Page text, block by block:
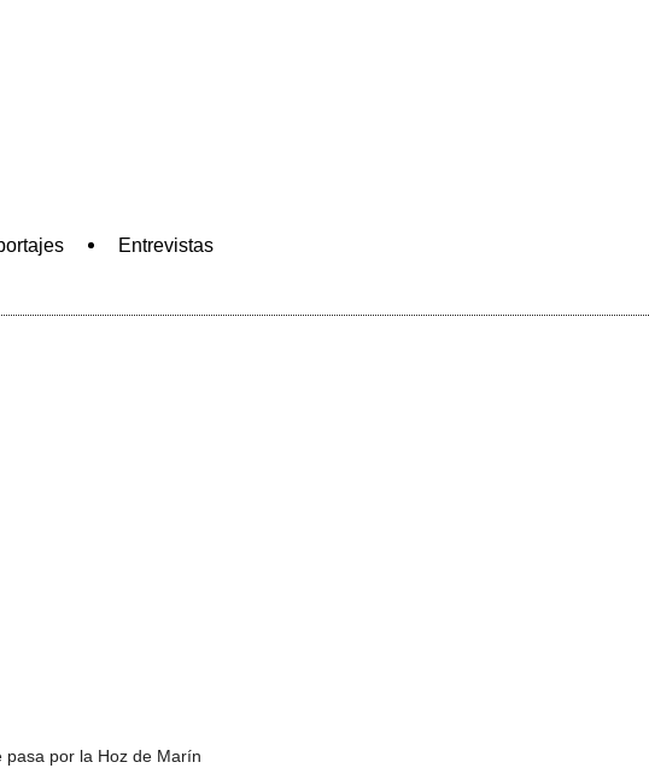
Entrevistas
por la Hoz de Marín